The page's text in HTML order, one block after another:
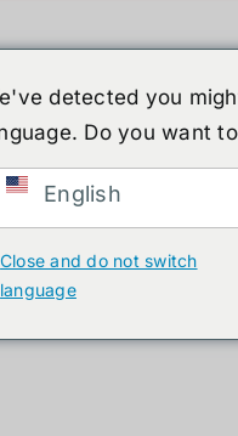
detected you
Do you want
English
Close and do not switch
language